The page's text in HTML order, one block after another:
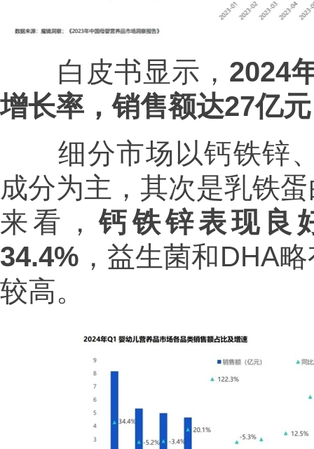
白皮书显示， 2024
增长率，销售额达27亿
细分市场以钙铁锌、
成分为主，其次是乳铁
来看，钙铁锌表现良
34.4% ，益生菌和DHA
较高。